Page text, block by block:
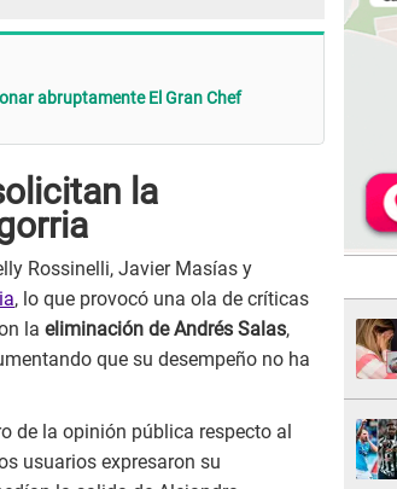
abruptamente El Gran Chef
la
Rossinelli, Javier Masías y
, lo que provocó una ola de críticas
la eliminación de Andrés Salas,
que su desempeño no ha
de la opinión pública respecto al
usuarios expresaron su